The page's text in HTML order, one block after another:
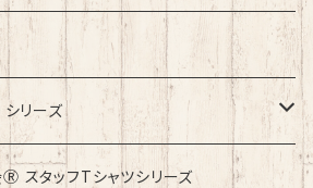
シリーズ
スタッフTシャツシリーズ